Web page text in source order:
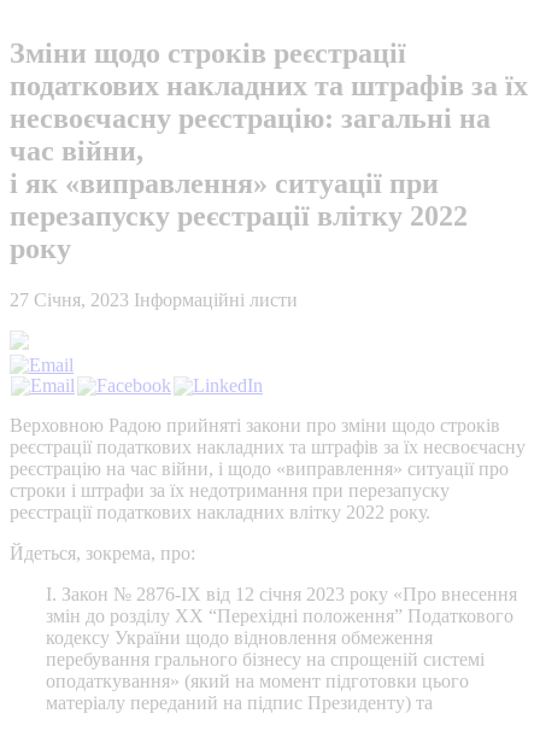
Зміни щодо строків реєстрації
податкових накладних та штрафів за їх
несвоєчасну реєстрацію: загальні на
час війни,
і як «виправлення» ситуації при
перезапуску реєстрації влітку 2022
року
27 Січня, 2023 Інформаційні листи
Верховною Радою прийняті закони про зміни щодо строків
реєстрації податкових накладних та штрафів за їх несвоєчасну
реєстрацію на час війни, і щодо «виправлення» ситуації про
строки і штрафи за їх недотримання при перезапуску
реєстрації податкових накладних влітку 2022 року.
Йдеться, зокрема, про:
І. Закон № 2876-IX від 12 січня 2023 року «Про внесення
змін до розділу ХХ “Перехідні положення” Податкового
кодексу України щодо відновлення обмеження
перебування грального бізнесу на спрощеній системі
оподаткування» (який на момент підготовки цього
матеріалу переданий на підпис Президенту) та